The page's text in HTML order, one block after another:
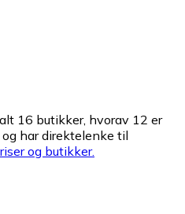
16 butikker, hvorav 12 er
har direktelenke til
og butikker.